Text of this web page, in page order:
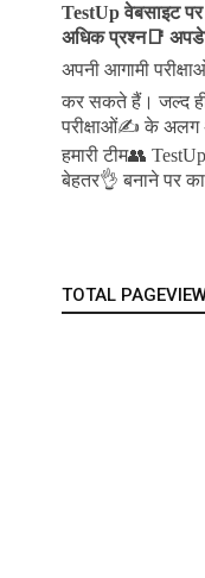
TestUp वेबसाइट पर
अधिक प्रश्न📑
अपनी आगामी
कर सकते हैं।जल्द
परीक्षाओं✍️ के अलग
हमारी टीम👥
बेहतर👌 बनाने पर
TOTAL